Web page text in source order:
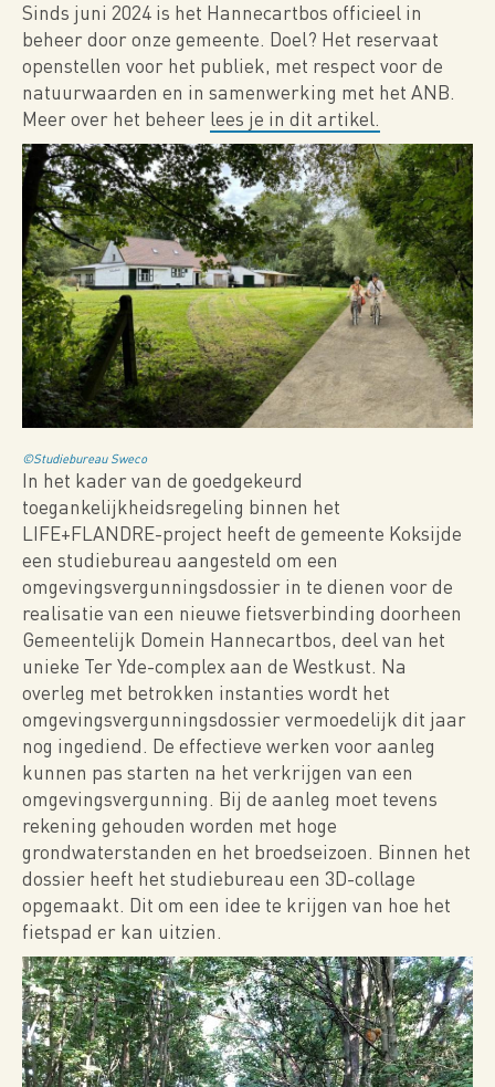
Sinds juni 2024 is het Hannecartbos officieel in
beheer door onze gemeente. Doel? Het reservaat
openstellen voor het publiek, met respect voor de
natuurwaarden en in samenwerking met het ANB.
Meer over het beheer lees je in dit artikel.
©Studiebureau Sweco
In het kader van de goedgekeurd
toegankelijkheidsregeling binnen het
LIFE+FLANDRE-project heeft de gemeente Koksijde
een studiebureau aangesteld om een
omgevingsvergunningsdossier in te dienen voor de
realisatie van een nieuwe fietsverbinding doorheen
Gemeentelijk Domein Hannecartbos, deel van het
unieke Ter Yde-complex aan de Westkust. Na
overleg met betrokken instanties wordt het
omgevingsvergunningsdossier vermoedelijk dit jaar
nog ingediend. De effectieve werken voor aanleg
kunnen pas starten na het verkrijgen van een
omgevingsvergunning. Bij de aanleg moet tevens
rekening gehouden worden met hoge
grondwaterstanden en het broedseizoen. Binnen het
dossier heeft het studiebureau een 3D-collage
opgemaakt. Dit om een idee te krijgen van hoe het
fietspad er kan uitzien.